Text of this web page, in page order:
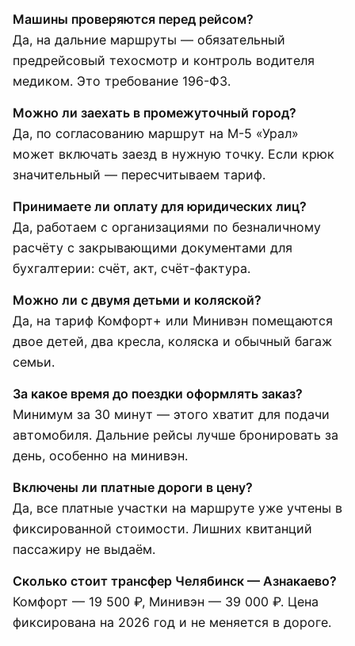
Машины проверяются перед рейсом?
Да, на дальние маршруты — обязательный
предрейсовый техосмотр и контроль водителя
медиком. Это требование 196-ФЗ.
Можно ли заехать в промежуточный город?
Да, по согласованию маршрут на М-5 «Урал»
может включать заезд в нужную точку. Если крюк
значительный — пересчитываем тариф.
Принимаете ли оплату для юридических лиц?
Да, работаем с организациями по безналичному
расчёту с закрывающими документами для
бухгалтерии: счёт, акт, счёт-фактура.
Можно ли с двумя детьми и коляской?
Да, на тариф Комфорт+ или Минивэн помещаются
двое детей, два кресла, коляска и обычный багаж
семьи.
За какое время до поездки оформлять заказ?
Минимум за 30 минут — этого хватит для подачи
автомобиля. Дальние рейсы лучше бронировать за
день, особенно на минивэн.
Включены ли платные дороги в цену?
Да, все платные участки на маршруте уже учтены в
фиксированной стоимости. Лишних квитанций
пассажиру не выдаём.
Сколько стоит трансфер Челябинск — Азнакаево?
Комфорт — 19 500 ₽, Минивэн — 39 000 ₽. Цена
фиксирована на 2026 год и не меняется в дороге.